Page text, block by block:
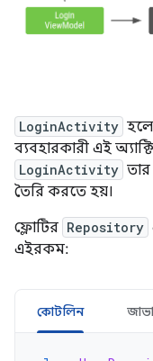
LoginActivity হলো
ব্যবহারকারী এই
LoginActivity তার
তৈরি করতে হয়।
ফ্লোটির Repository
এইরকম:
কোটলিন